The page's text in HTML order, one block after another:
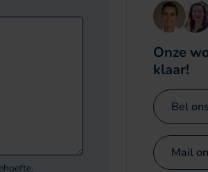
Onze
klaar!
Bel
Mail